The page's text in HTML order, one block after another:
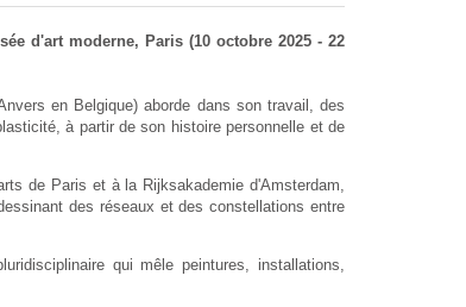
d'art moderne, Paris (10 octobre 2025 - 22
en Belgique) aborde dans son travail, des
à partir de son histoire personnelle et de
de Paris et à la Rijksakademie d'Amsterdam,
des réseaux et des constellations entre
qui mêle peintures, installations,